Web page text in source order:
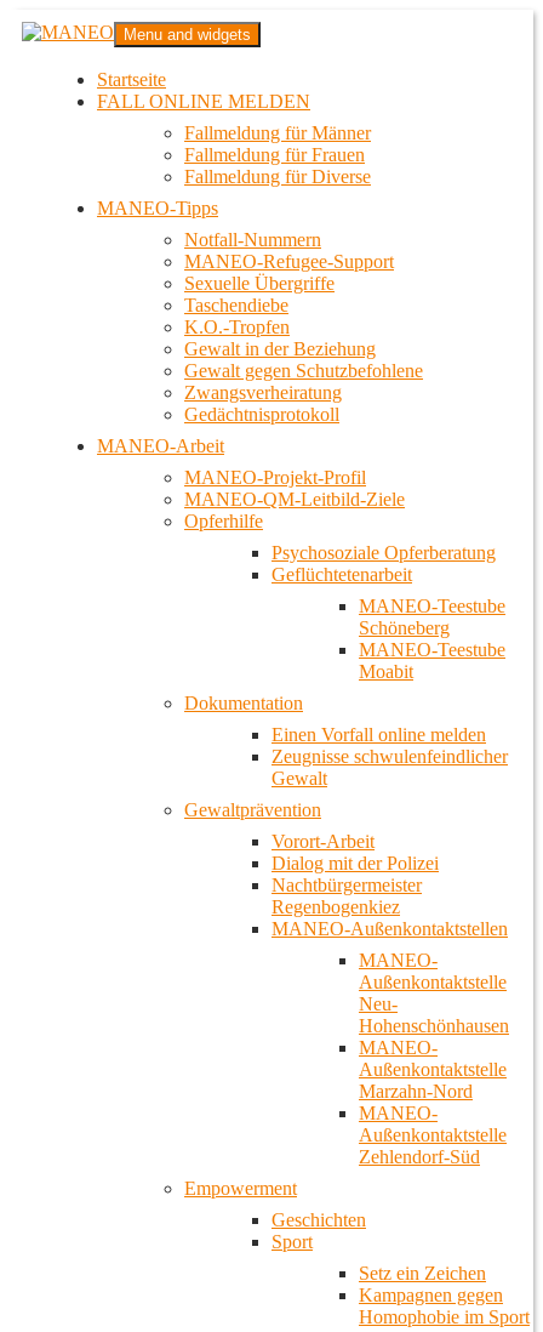
Zum
InhaltMANEO
Das schwule Anti-Gewalt-Projekt in Berlin
Menu and widgets
Startseite
FALL ONLINE MELDEN
Fallmeldung für Männer
Fallmeldung für Frauen
Fallmeldung für Diverse
MANEO-Tipps
Notfall-Nummern
MANEO-Refugee-Support
Sexuelle Übergriffe
Taschendiebe
K.O.-Tropfen
Gewalt in der Beziehung
Gewalt gegen Schutzbefohlene
Zwangsverheiratung
Gedächtnisprotokoll
MANEO-Arbeit
MANEO-Projekt-Profil
MANEO-QM-Leitbild-Ziele
Opferhilfe
Psychosoziale Opferberatung
Geflüchtetenarbeit
MANEO-Teestube
Schöneberg
MANEO-Teestube
Moabit
Dokumentation
Einen Vorfall online melden
Zeugnisse schwulenfeindlicher
Gewalt
Gewaltprävention
Vorort-Arbeit
Dialog mit der Polizei
Nachtbürgermeister
Regenbogenkiez
MANEO-Außenkontaktstellen
MANEO-
Außenkontaktstelle
Neu-
Hohenschönhausen
MANEO-
Außenkontaktstelle
Marzahn-Nord
MANEO-
Außenkontaktstelle
Zehlendorf-Süd
Empowerment
Geschichten
Sport
Setz ein Zeichen
Kampagnen gegen
Homophobie im Sport